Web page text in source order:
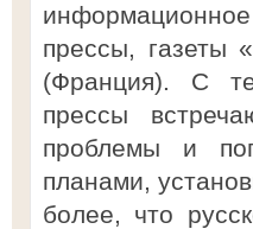
прессы, газеты
(Франция). С
прессы
проблемы и
планами,
более, что